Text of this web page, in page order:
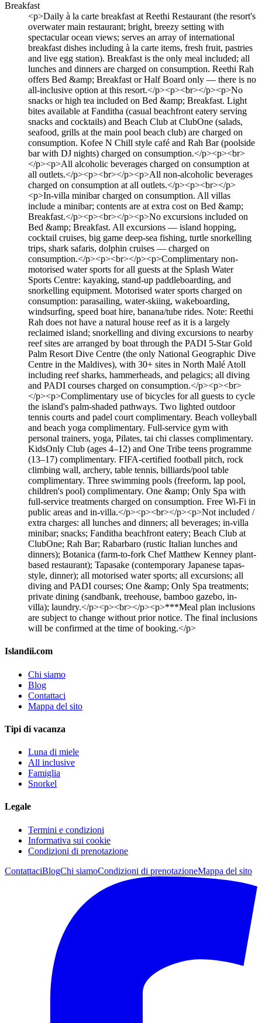
Breakfast
<p>Daily à la carte breakfast at Reethi Restaurant (the resort's
overwater main restaurant; bright, breezy setting with
spectacular ocean views; serves an array of international
breakfast dishes including à la carte items, fresh fruit, pastries
and live egg station). Breakfast is the only meal included; all
lunches and dinners are charged on consumption. Reethi Rah
offers Bed &amp; Breakfast or Half Board only — there is no
all-inclusive option at this resort.</p><p><br></p><p>No
snacks or high tea included on Bed &amp; Breakfast. Light
bites available at Fanditha (casual beachfront eatery serving
snacks and cocktails) and Beach Club at ClubOne (salads,
seafood, grills at the main pool beach club) are charged on
consumption. Kofee N Chill style café and Rah Bar (poolside
bar with DJ nights) charged on consumption.</p><p><br>
</p><p>All alcoholic beverages charged on consumption at
all outlets.</p><p><br></p><p>All non-alcoholic beverages
charged on consumption at all outlets.</p><p><br></p>
<p>In-villa minibar charged on consumption. All villas
include a minibar; contents are at extra cost on Bed &amp;
Breakfast.</p><p><br></p><p>No excursions included on
Bed &amp; Breakfast. All excursions — island hopping,
cocktail cruises, big game deep-sea fishing, turtle snorkelling
trips, shark safaris, dolphin cruises — charged on
consumption.</p><p><br></p><p>Complimentary non-
motorised water sports for all guests at the Splash Water
Sports Centre: kayaking, stand-up paddleboarding, and
snorkelling equipment. Motorised water sports charged on
consumption: parasailing, water-skiing, wakeboarding,
windsurfing, speed boat hire, banana/tube rides. Note: Reethi
Rah does not have a natural house reef as it is a largely
reclaimed island; snorkelling and diving excursions to nearby
reef sites are arranged by boat through the PADI 5-Star Gold
Palm Resort Dive Centre (the only National Geographic Dive
Centre in the Maldives), with 30+ sites in North Malé Atoll
including reef sharks, hammerheads, and pelagics; all diving
and PADI courses charged on consumption.</p><p><br>
</p><p>Complimentary use of bicycles for all guests to cycle
the island's palm-shaded pathways. Two lighted outdoor
tennis courts and padel court complimentary. Beach volleyball
and beach yoga complimentary. Full-service gym with
personal trainers, yoga, Pilates, tai chi classes complimentary.
KidsOnly Club (ages 4–12) and One Tribe teens programme
(13–17) complimentary. FIFA-certified football pitch, rock
climbing wall, archery, table tennis, billiards/pool table
complimentary. Three swimming pools (freeform, lap pool,
children's pool) complimentary. One &amp; Only Spa with
full-service treatments charged on consumption. Free Wi-Fi in
public areas and in-villa.</p><p><br></p><p>Not included /
extra charges: all lunches and dinners; all beverages; in-villa
minibar; snacks; Fanditha beachfront eatery; Beach Club at
ClubOne; Rah Bar; Rabarbaro (rustic Italian lunches and
dinners); Botanica (farm-to-fork Chef Matthew Kenney plant-
based restaurant); Tapasake (contemporary Japanese tapas-
style, dinner); all motorised water sports; all excursions; all
diving and PADI courses; One &amp; Only Spa treatments;
private dining (sandbank, treehouse, bamboo gazebo, in-
villa); laundry.</p><p><br></p><p>***Meal plan inclusions
are subject to change without prior notice. The final inclusions
will be confirmed at the time of booking.</p>
Islandii.com
Chi siamo
Blog
Contattaci
Mappa del sito
Tipi di vacanza
Luna di miele
All inclusive
Famiglia
Snorkel
Legale
Termini e condizioni
Informativa sui cookie
Condizioni di prenotazione
ContattaciBlogChi siamoCondizioni di prenotazioneMappa del sito